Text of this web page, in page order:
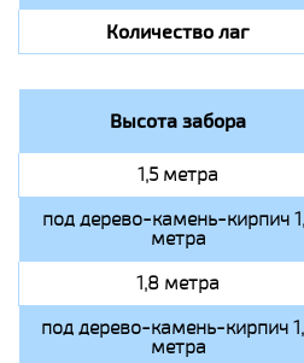
Количество лаг
Высота забора
1,5 метра
под дерево-камень-кирпич
метра
1,8 метра
под дерево-камень-кирпич
метра